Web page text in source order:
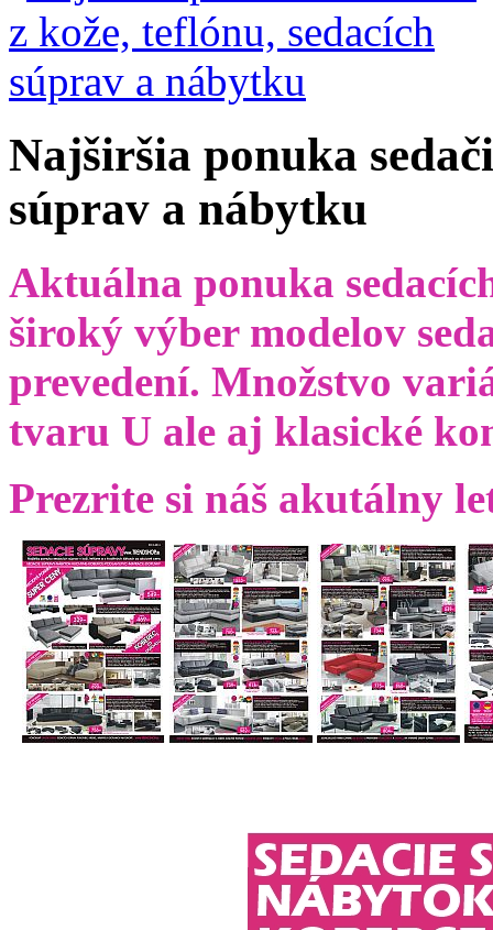
Najširšia ponuka
súprav a nábytku
Aktuálna ponuka
široký výber modelov
prevedení. Množstvo
tvaru U ale aj klasické
Prezrite si náš akutálny